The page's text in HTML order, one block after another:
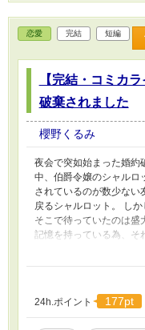
恋愛 完結 短編
【完結・コミカ
破棄されました
櫻野くるみ
夜会で突如始まった婚約
中、伯爵令嬢のシャル
されているのが数少ない
戻るシャルロット。 し
そこで待っていたのは
記憶を持っている為、そ
事故で婚約破棄された
でやり返したら幸せを掴
しんでいただけたら嬉
24h.ポイント
177pt